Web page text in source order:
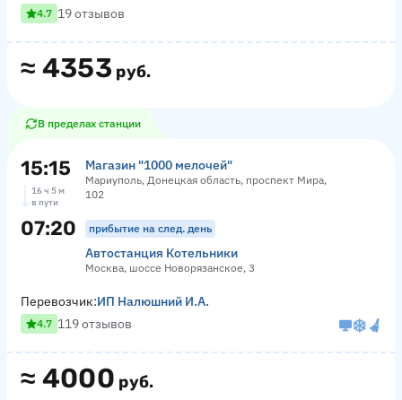
≈ 4353 руб.
4.7 19 отзывов
В пределах станции
15:15 Магазин "1000 мелочей"
Мариуполь, Донецкая область, проспект Мира,
102
16 ч 5 м
в пути
07:20 прибытие на след. день
Автостанция Котельники
Москва, шоссе Новорязанское, 3
≈ 4000 руб.
Перевозчик:ИП Налюшний И.А.
4.7 119 отзывов